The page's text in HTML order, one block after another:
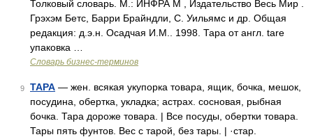
Толковый словарь. М.: ИНФРА М , Издательство Весь Мир .
Грэхэм Бетс, Барри Брайндли, С. Уильямс и др. Общая
редакция: д.э.н. Осадчая И.М.. 1998. Тара от англ. tare
упаковка …
Словарь бизнес-терминов
9 ТАРА — жен. всякая укупорка товара, ящик, бочка, мешок,
посудина, обертка, укладка; астрах. сосновая, рыбная
бочка. Тара дороже товара. | Все посуды, обертки товара.
Тары пять фунтов. Вес с тарой, без тары. | ·стар.